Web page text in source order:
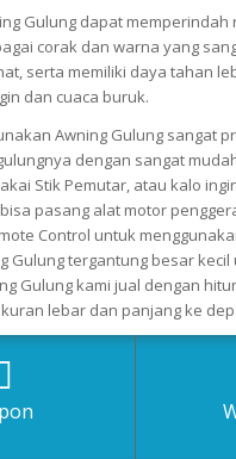
Gulung dapat memperindah
corak dan warna yang
serta memiliki daya tahan
dan cuaca buruk.
Awning Gulung sangat
dengan sangat
Stik Pemutar, atau kalo
pasang alat motor
Control untuk
Gulung tergantung besar
Gulung kami jual dengan
lebar dan panjang ke
di jamin tahan karat dan